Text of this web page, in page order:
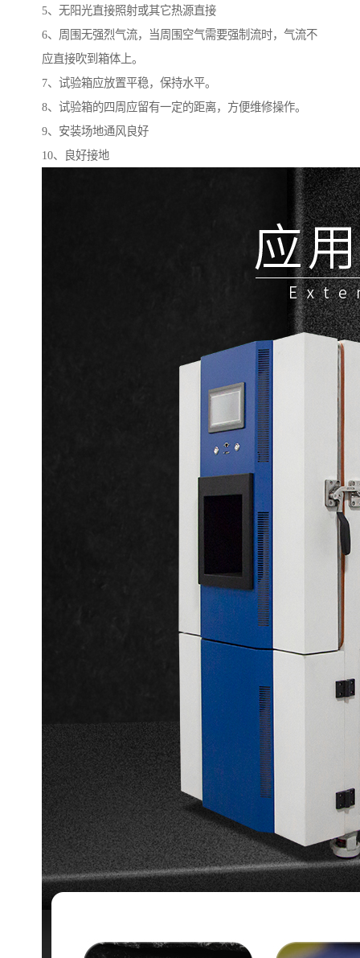
5、无阳光直接照射或其它热源直接
6、周围无强烈气流，当周围空气需要强制流时，气流不
应直接吹到箱体上。
7、试验箱应放置平稳，保持水平。
8、试验箱的四周应留有一定的距离，方便维修操作。
9、安装场地通风良好
10、良好接地